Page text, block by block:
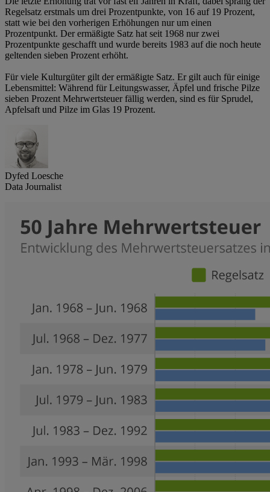
Regelsatz erstmals um drei Prozentpunkte, von 16 auf 19 Prozent,
statt wie bei den vorherigen Erhöhungen nur um einen
Prozentpunkt. Der ermäßigte Satz hat seit 1968 nur zwei
Prozentpunkte geschafft und wurde bereits 1983 auf die noch heute
geltenden sieben Prozent erhöht.
Für viele Kulturgüter gilt der ermäßigte Satz. Er gilt auch für einige
Lebensmittel: Während für Leitungswasser, Äpfel und frische Pilze
sieben Prozent Mehrwertsteuer fällig werden, sind es für Sprudel,
Apfelsaft und Pilze im Glas 19 Prozent.
Dyfed Loesche
Data Journalist